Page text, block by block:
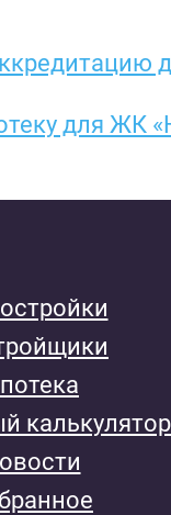
для ЖК
калькулятор